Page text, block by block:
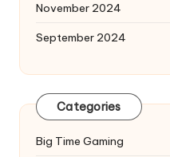
November 2024
September 2024
Categories
Big Time Gaming